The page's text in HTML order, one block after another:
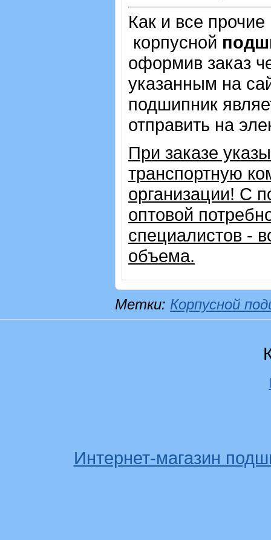
Как и все
корпусной
оформив заказ
указанным на
подшипник
отправить на
При заказе
транспортную
организации! С
оптовой
специалистов -
объема.
Метки: Корпусной
Интернет-магазин